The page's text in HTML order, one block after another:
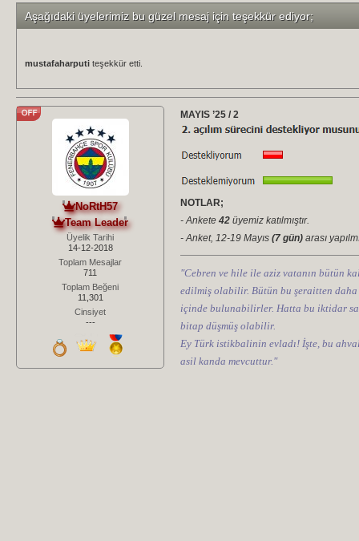
Aşağıdaki üyelerimiz bu güzel mesaj için teşekkür ediyor;
mustafaharputi teşekkür etti.
NoRtH57
Team Leader
Üyelik Tarihi
14-12-2018
Toplam Mesajlar
711
Toplam Beğeni
11,301
Cinsiyet
---
MAYIS ’25 / 2
NOTLAR;
- Ankete 42 üyemiz katılmıştır.
- Anket, 12-19 Mayıs (7 gün) arası
"Cebren ve hile ile aziz vatanın bütün
edilmiş olabilir. Bütün bu şeraitten
içinde bulunabilirler. Hatta bu iktidar
bitap düşmüş olabilir.
Ey Türk istikbalinin evladı! İşte, bu
asil kanda mevcuttur."